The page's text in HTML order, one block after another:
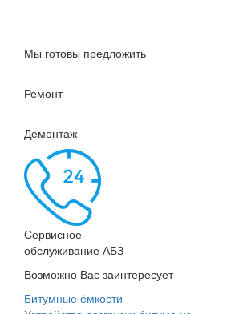
Мы готовы предложить
Ремонт
Демонтаж
Сервисное
обслуживание АБЗ
Возможно Вас заинтересует
Битумные ёмкости